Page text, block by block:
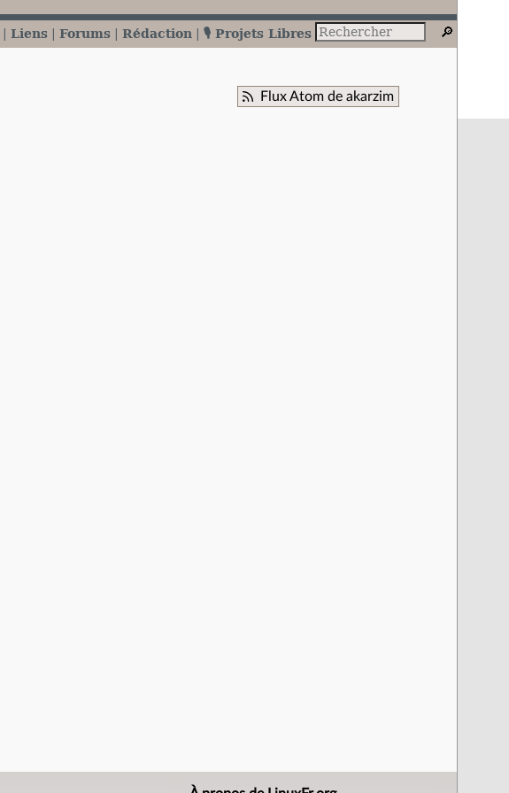
Liens Forums Rédaction 🎙️ Projets Libres
Flux Atom de akarzim